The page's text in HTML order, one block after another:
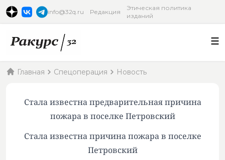
info@32q.ru Редакция
Этическая политика
изданий
Главная Спецоперация Новость
Стала известна предварительная причина
пожара в поселке Петровский
Стала известна причина пожара в поселке
Петровский